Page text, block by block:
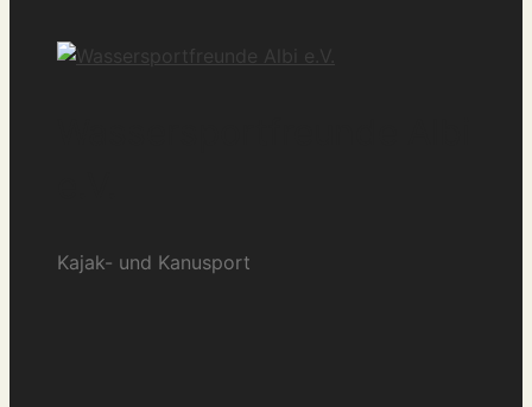
Kajak- und Kanusport